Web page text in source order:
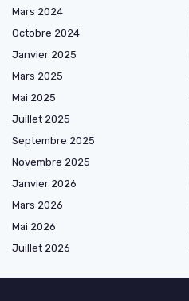
Mars 2024
Octobre 2024
Janvier 2025
Mars 2025
Mai 2025
Juillet 2025
Septembre 2025
Novembre 2025
Janvier 2026
Mars 2026
Mai 2026
Juillet 2026